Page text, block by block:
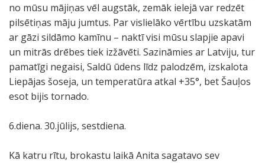
no mūsu mājiņas vēl augstāk, zemāk ielejā var redzēt
pilsētiņas māju jumtus. Par vislielāko vērtību uzskatām
ar gāzi sildāmo kamīnu – naktī visi mūsu slapjie apavi
un mitrās drēbes tiek izžāvēti. Sazināmies ar Latviju, tur
pamatīgi negaisi, Saldū ūdens līdz palodzēm, izskalota
Liepājas šoseja, un temperatūra atkal +35°, bet Šauļos
esot bijis tornado.
6.diena. 30.jūlijs, sestdiena.
Kā katru rītu, brokastu laikā Anita sagatavo sev